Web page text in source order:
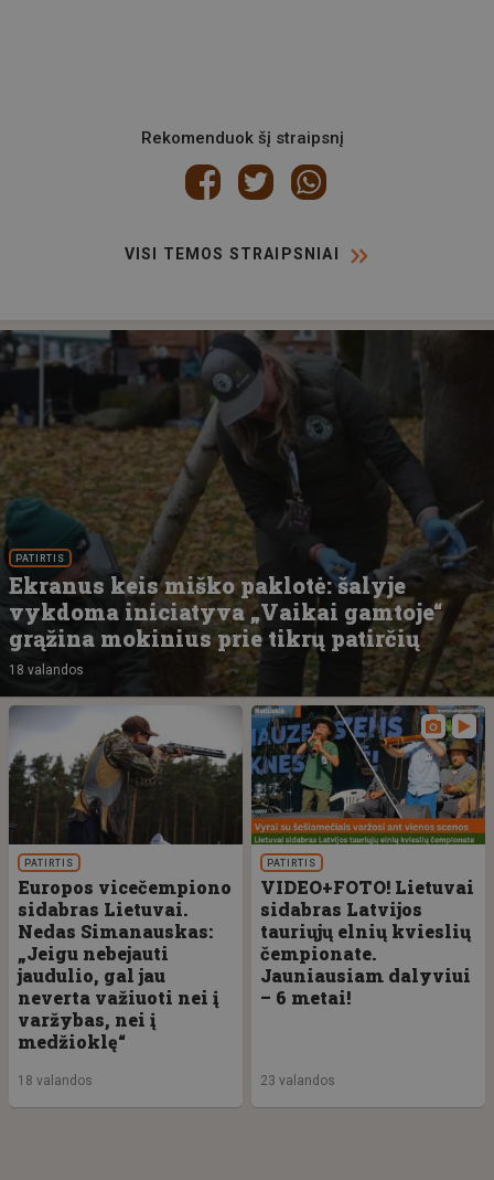
Rekomenduok šį straipsnį
VISI TEMOS STRAIPSNIAI
PATIRTIS
Ekranus keis miško paklotė: šalyje
vykdoma iniciatyva „Vaikai gamtoje“
grąžina mokinius prie tikrų patirčių
18 valandos
PATIRTIS
Europos vicečempiono
sidabras Lietuvai.
Nedas Simanauskas:
„Jeigu nebejauti
jaudulio, gal jau
neverta važiuoti nei į
varžybas, nei į
medžioklę“
18 valandos
PATIRTIS
VIDEO+FOTO! Lietuvai
sidabras Latvijos
tauriųjų elnių kvieslių
čempionate.
Jauniausiam dalyviui
– 6 metai!
23 valandos